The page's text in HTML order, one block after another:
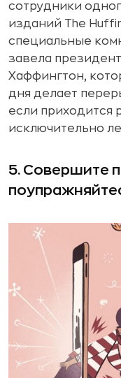
сотрудники
изданий The
специальные
завела
Хаффингтон,
дня делает
если приходится
исключительно
5. Совершите